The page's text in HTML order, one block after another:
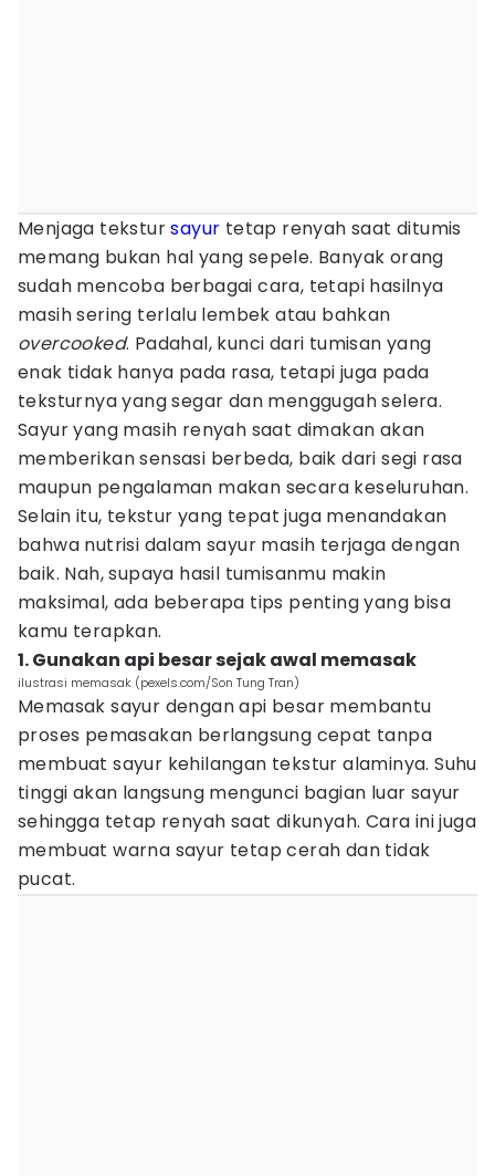
Menjaga tekstursayur tetap renyah saat ditumis
memang bukan hal yang sepele. Banyak orang
sudah mencoba berbagai cara, tetapi hasilnya
masih sering terlalu lembek atau bahkan
overcooked. Padahal, kunci dari tumisan yang
enak tidak hanya pada rasa, tetapi juga pada
teksturnya yang segar dan menggugah selera.
Sayur yang masih renyah saat dimakan akan
memberikan sensasi berbeda, baik dari segi rasa
maupun pengalaman makan secara keseluruhan.
Selain itu, tekstur yang tepat juga menandakan
bahwa nutrisi dalam sayur masih terjaga dengan
baik. Nah, supaya hasil tumisanmu makin
maksimal, ada beberapa tips penting yang bisa
kamu terapkan.
1. Gunakan api besar sejak awal memasak
ilustrasi memasak (pexels.com/Son Tung Tran)
Memasak sayur dengan api besar membantu
proses pemasakan berlangsung cepat tanpa
membuat sayur kehilangan tekstur alaminya. Suhu
tinggi akan langsung mengunci bagian luar sayur
sehingga tetap renyah saat dikunyah. Cara ini juga
membuat warna sayur tetap cerah dan tidak
pucat.